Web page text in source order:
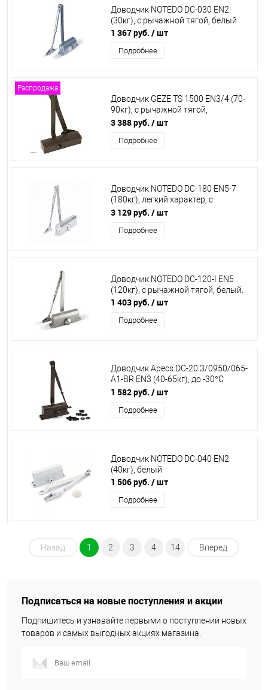
Доводчик NOTEDO DC-030 EN2
(30кг), с рычажной тягой, белый
1 367 руб. / шт
Подробнее
Распродажа
Доводчик GEZE TS 1500 EN3/4 (70-
90кг), с рычажной тягой,
коричневый 191792 Под заказ***
3 388 руб. / шт
Подробнее
Доводчик NOTEDO DC-180 EN5-7
(180кг), легкий характер, с
рычажной тягой, серебро
3 129 руб. / шт
Подробнее
Доводчик NOTEDO DC-120-I EN5
(120кг), с рычажной тягой, белый.
1 403 руб. / шт
Подробнее
Доводчик Apecs DC-20.3/0950/065-
A1-BR EN3 (40-65кг), до -30°С
00018915
1 582 руб. / шт
Подробнее
Доводчик NOTEDO DC-040 EN2
(40кг), белый
1 506 руб. / шт
Подробнее
Назад 1 2 3 4 14 Вперед
Подписаться на новые поступления и акции
Подпишитесь и узнавайте первыми о поступлении новых
товаров и самых выгодных акциях магазина.